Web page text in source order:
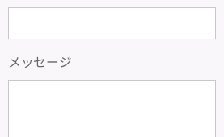
メッセージ